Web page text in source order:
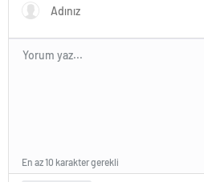
En az 10 karakter gerekli